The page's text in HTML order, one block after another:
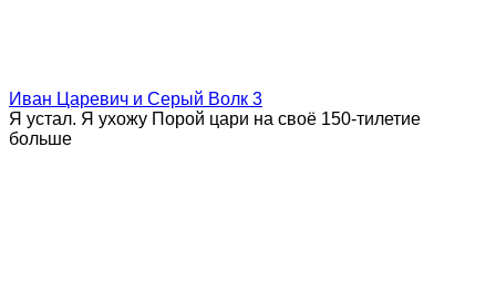
Иван Царевич и Серый Волк 3
Я устал. Я ухожу Порой цари на своё 150-тилетие
больше